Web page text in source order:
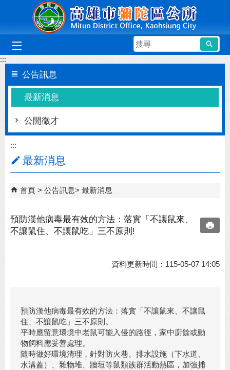
跳到主要內容區塊
搜
尋
:::
公告訊息
最新消息
公開徵才
:::
最新消息
首頁 公告訊息 最新消息
預防漢他病毒最有效的方法：落實「不讓鼠來、
不讓鼠住、不讓鼠吃」三不原則!
資料更新時間：115-05-07 14:05
預防漢他病毒最有效的方法：落實「不讓鼠來、不讓鼠
住、不讓鼠吃」三不原則。
平時應留意環境中老鼠可能入侵的路徑，家中廚餘或動
物飼料應妥善處理。
隨時做好環境清理，針對防火巷、排水設施（下水道、
水溝蓋）、雜物堆、牆垣等鼠類族群活動熱區，加強捕